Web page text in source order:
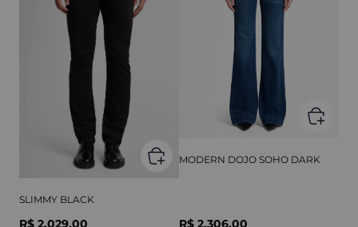
SLIMMY BLACK
R$ 2.029,00
MODERN DOJO SOHO DARK
R$ 2.306,00